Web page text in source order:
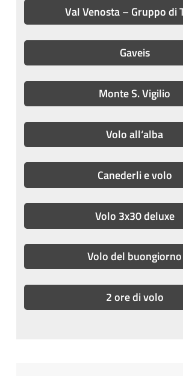
Val Venosta – Gruppo di
Gaveis
Monte S. Vigilio
Volo all‘alba
Canederli e volo
Volo 3x30 deluxe
Volo del buongiorno
2 ore di volo